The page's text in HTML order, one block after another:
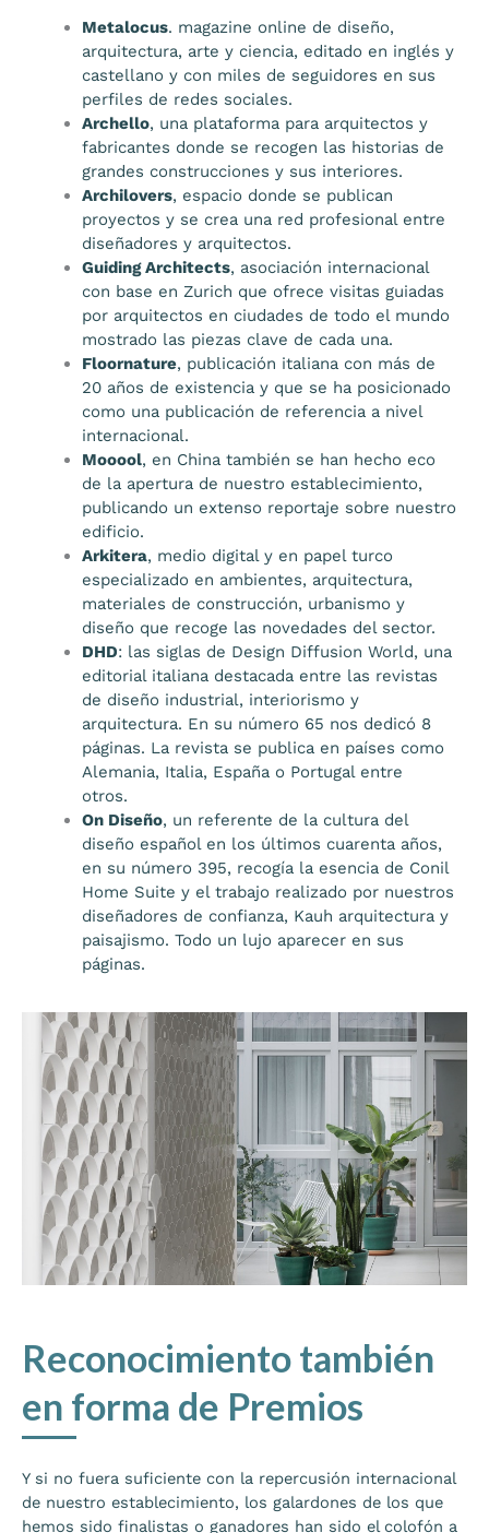
Metalocus. magazine online de diseño,
arquitectura, arte y ciencia, editado en inglés y
castellano y con miles de seguidores en sus
perfiles de redes sociales.
Archello, una plataforma para arquitectos y
fabricantes donde se recogen las historias de
grandes construcciones y sus interiores.
Archilovers, espacio donde se publican
proyectos y se crea una red profesional entre
diseñadores y arquitectos.
Guiding Architects, asociación internacional
con base en Zurich que ofrece visitas guiadas
por arquitectos en ciudades de todo el mundo
mostrado las piezas clave de cada una.
Floornature, publicación italiana con más de
20 años de existencia y que se ha posicionado
como una publicación de referencia a nivel
internacional.
Mooool, en China también se han hecho eco
de la apertura de nuestro establecimiento,
publicando un extenso reportaje sobre nuestro
edificio.
Arkitera, medio digital y en papel turco
especializado en ambientes, arquitectura,
materiales de construcción, urbanismo y
diseño que recoge las novedades del sector.
DHD: las siglas de Design Diffusion World, una
editorial italiana destacada entre las revistas
de diseño industrial, interiorismo y
arquitectura. En su número 65 nos dedicó 8
páginas. La revista se publica en países como
Alemania, Italia, España o Portugal entre
otros.
On Diseño, un referente de la cultura del
diseño español en los últimos cuarenta años,
en su número 395, recogía la esencia de Conil
Home Suite y el trabajo realizado por nuestros
diseñadores de confianza, Kauh arquitectura y
paisajismo. Todo un lujo aparecer en sus
páginas.
Reconocimiento también
en forma de Premios
Y si no fuera suficiente con la repercusión internacional
de nuestro establecimiento, los galardones de los que
hemos sido finalistas o ganadores han sido el colofón a